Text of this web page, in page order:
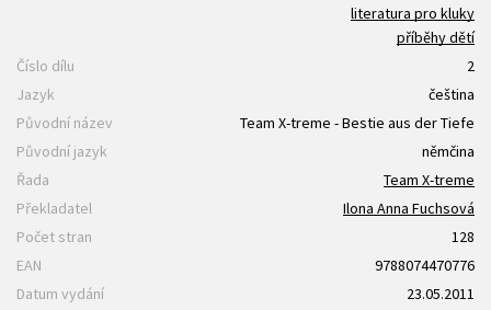
literatura pro kluky
příběhy dětí
Číslo dílu
2
Jazyk
čeština
Původní název
Team X-treme - Bestie aus der Tiefe
Původní jazyk
němčina
Řada
Team X-treme
Překladatel
Ilona Anna Fuchsová
Počet stran
128
EAN
9788074470776
Datum vydání
23.05.2011